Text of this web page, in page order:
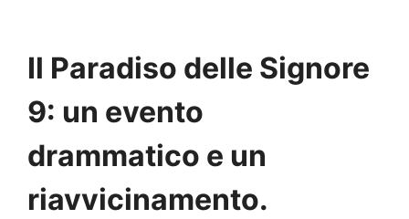
Il Paradiso delle Signore
9: un evento
drammatico e un
riavvicinamento.